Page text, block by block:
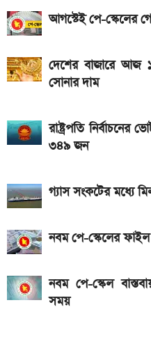
আজকের স্বর্ণের বাজারদর:
নতুন পে-স্কেল কার্যকর হলে
সরকারি চাকরিজীবীরা
এসএসসি ফল প্রকাশের চূড়ান্ত
আগস্টেই পে-স্কেলের
দেশের বাজারে আজ
সোনার দাম
রাষ্ট্রপতি নির্বাচনের
৩৪৯ জন
গ্যাস সংকটের মধ্যে
নবম পে-স্কেলের ফাইল
নবম পে-স্কেল
সময়